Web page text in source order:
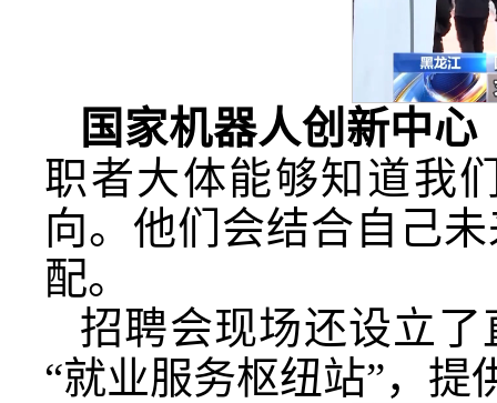
国家机器人创新中
职者大体能够知道我
向。他们会结合自己
配。
招聘会现场还设立
“就业服务枢纽站”，